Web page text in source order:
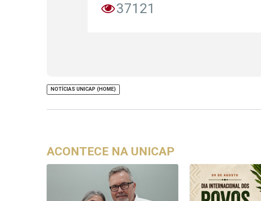
37121
NOTÍCIAS UNICAP (HOME)
ACONTECE NA UNICAP